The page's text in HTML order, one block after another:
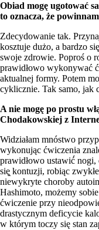
Obiad mogę ugotować
to oznacza, że
Zdecydowanie tak.
kosztuje dużo, a bardzo
swoje zdrowie. Poproś o
prawidłowo wykonywać
aktualnej formy. Potem
cyklicznie. Tak samo, jak
A nie mogę po prostu
Chodakowskiej z
Widziałam mnóstwo
wykonując ćwiczenia
prawidłowo ustawić́ nogi,
się̨ kontuzji, robiąc
niewykryte choroby
Hashimoto, możemy
ćwiczenie przy
drastycznym deficycie
w którym toczy się stan